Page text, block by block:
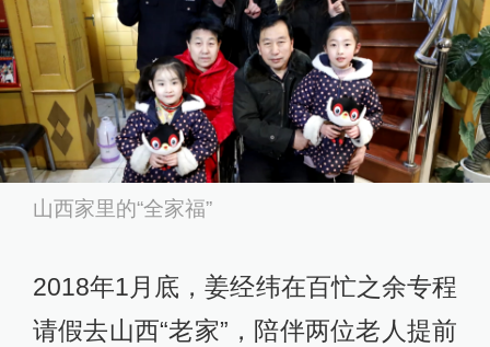
山西家里的“全家福”
2018年1月底，姜经纬在百忙之余专程
请假去山西“老家”，陪伴两位老人提前